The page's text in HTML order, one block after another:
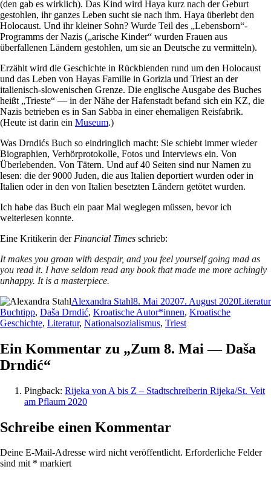
(den gab es wirklich). Das Kind wird Haya kurz nach der Geburt
gestohlen, ihr ganzes Leben sucht sie nach ihm. Haya überlebt den
Holocaust. Und ihr kleiner Sohn? Wurde Teil des „Lebensborn“-
Programms der Nazis („arische Kinder“ wurden Frauen aus
überfallenen Ländern gestohlen, um sie an Deutsche zu vermitteln).
Erzählt wird die Geschichte in Rückblenden rund um den Holocaust
und das Leben von Hayas Familie in Gorizia und Triest an der
italienisch-slowenischen Grenze. Die englische Ausgabe des Buches
heißt „Trieste“ — in der Nähe der Hafenstadt befand sich ein KZ, die
Nazis betrieben es in San Sabba in einer ehemaligen Reisfabrik.
(Heute ist darin ein Museum.)
Was Drndićs Buch so eindringlich macht: Sie schiebt immer wieder
Biographien, Verhörprotokolle, Fotos und Interviews ein. Von
Überlebenden. Von Tätern. Und auf 40 Seiten sind nur Namen zu
lesen: die der 9000 Juden, die aus Italien deportiert wurden oder in
Italien oder in den von Italien besetzten Ländern getötet wurden.
Ich habe das Buch ein paar Mal weglegen müssen, bevor ich
weiterlesen konnte.
Eine Kritikerin der Financial Times schrieb:
It makes you groan with despair, and you feel yourself going mad as
you read it. I have seldom read any book that made me more achingly
unhappy. It is a masterpiece.
Autor
Alexandra StahlVeröffentlicht
am
8. Mai 20207. August 2020Literatur
Buchtipp, Daša Drndić, Kroatische Autor*innen, Kroatische
Geschichte, Literatur, Nationalsozialismus, Triest
Ein Kommentar zu „Zum 8. Mai — Daša
Drndić“
Pingback: Rijeka von A bis Z – Stadtschreiberin Rijeka/St. Veit
am Pflaum 2020
Schreibe einen Kommentar
Deine E-Mail-Adresse wird nicht veröffentlicht. Erforderliche Felder
sind mit * markiert